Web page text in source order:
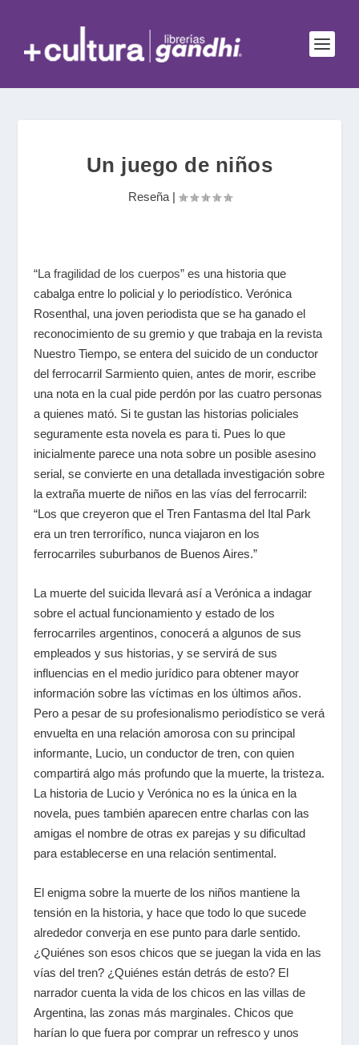
Un juego de niños
Reseña|
“La fragilidad de los cuerpos” es una historia que
cabalga entre lo policial y lo periodístico. Verónica
Rosenthal, una joven periodista que se ha ganado el
reconocimiento de su gremio y que trabaja en la revista
Nuestro Tiempo, se entera del suicido de un conductor
del ferrocarril Sarmiento quien, antes de morir, escribe
una nota en la cual pide perdón por las cuatro personas
a quienes mató. Si te gustan las historias policiales
seguramente esta novela es para ti. Pues lo que
inicialmente parece una nota sobre un posible asesino
serial, se convierte en una detallada investigación sobre
la extraña muerte de niños en las vías del ferrocarril:
“Los que creyeron que el Tren Fantasma del Ital Park
era un tren terrorífico, nunca viajaron en los
ferrocarriles suburbanos de Buenos Aires.”
La muerte del suicida llevará así a Verónica a indagar
sobre el actual funcionamiento y estado de los
ferrocarriles argentinos, conocerá a algunos de sus
empleados y sus historias, y se servirá de sus
influencias en el medio jurídico para obtener mayor
información sobre las víctimas en los últimos años.
Pero a pesar de su profesionalismo periodístico se verá
envuelta en una relación amorosa con su principal
informante, Lucio, un conductor de tren, con quien
compartirá algo más profundo que la muerte, la tristeza.
La historia de Lucio y Verónica no es la única en la
novela, pues también aparecen entre charlas con las
amigas el nombre de otras ex parejas y su dificultad
para establecerse en una relación sentimental.
El enigma sobre la muerte de los niños mantiene la
tensión en la historia, y hace que todo lo que sucede
alrededor converja en ese punto para darle sentido.
¿Quiénes son esos chicos que se juegan la vida en las
vías del tren? ¿Quiénes están detrás de esto? El
narrador cuenta la vida de los chicos en las villas de
Argentina, las zonas más marginales. Chicos que
harían lo que fuera por comprar un refresco y unos